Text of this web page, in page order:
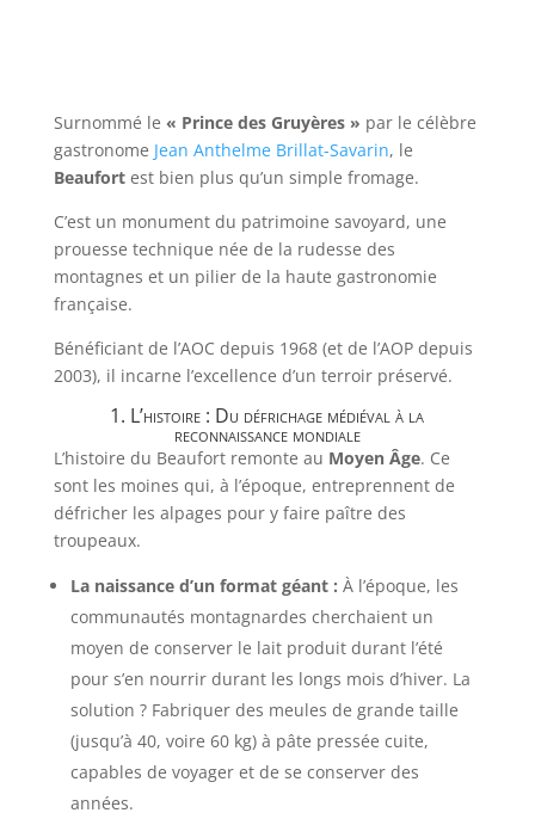
Surnommé le « Prince des Gruyères » par le célèbre
gastronome Jean Anthelme Brillat-Savarin, le
Beaufortest bien plus qu’un simple fromage.
C’est un monument du patrimoine savoyard, une
prouesse technique née de la rudesse des
montagnes et un pilier de la haute gastronomie
française.
Bénéficiant de l’AOC depuis 1968 (et de l’AOP depuis
2003), il incarne l’excellence d’un terroir préservé.
1. L’histoire : Du défrichage médiéval à la
reconnaissance mondiale
L’histoire du Beaufort remonte au Moyen Âge. Ce
sont les moines qui, à l’époque, entreprennent de
défricher les alpages pour y faire paître des
troupeaux.
La naissance d’un format géant : À l’époque, les
communautés montagnardes cherchaient un
moyen de conserver le lait produit durant l’été
pour s’en nourrir durant les longs mois d’hiver. La
solution ? Fabriquer des meules de grande taille
(jusqu’à 40, voire 60 kg) à pâte pressée cuite,
capables de voyager et de se conserver des
années.